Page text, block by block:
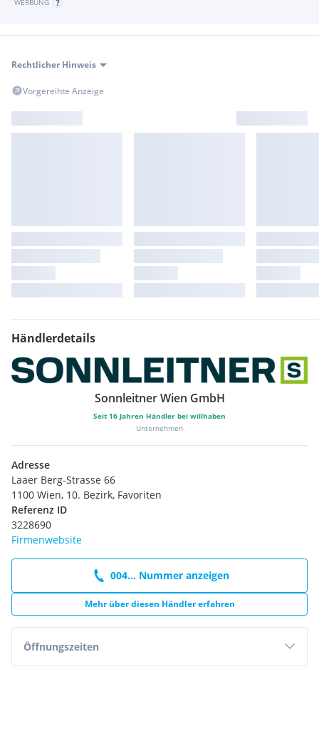
WERBUNG
Rechtlicher Hinweis
Vorgereihte Anzeige
Händlerdetails
Sonnleitner Wien GmbH
Seit 16 Jahren Händler bei willhaben
Unternehmen
Adresse
Laaer Berg-Strasse 66
1100 Wien, 10. Bezirk, Favoriten
Referenz ID
3228690
Firmenwebsite
004... Nummer anzeigen
Mehr über diesen Händler erfahren
Öffnungszeiten